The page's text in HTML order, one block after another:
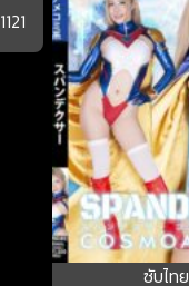
1121
ซับไทย